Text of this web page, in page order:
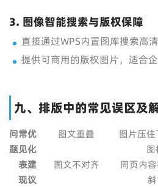
3. 图像智能搜索与版权保障
直接通过WPS内置图库搜索高清
提供可商用的版权图片，适合企
九、排版中的常见误区及
问
题
常
见
表
现
优
化
建
议
图文重叠
图片压
图
图文不对齐
同页内